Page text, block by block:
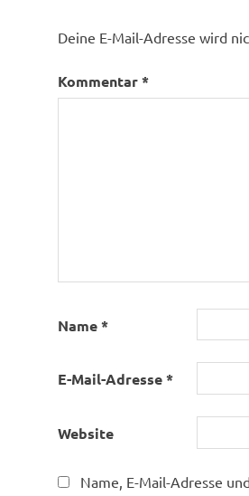
Deine E-Mail-Adresse wird
Kommentar*
Name*
E-Mail-Adresse*
Website
Name, E-Mail-Adresse